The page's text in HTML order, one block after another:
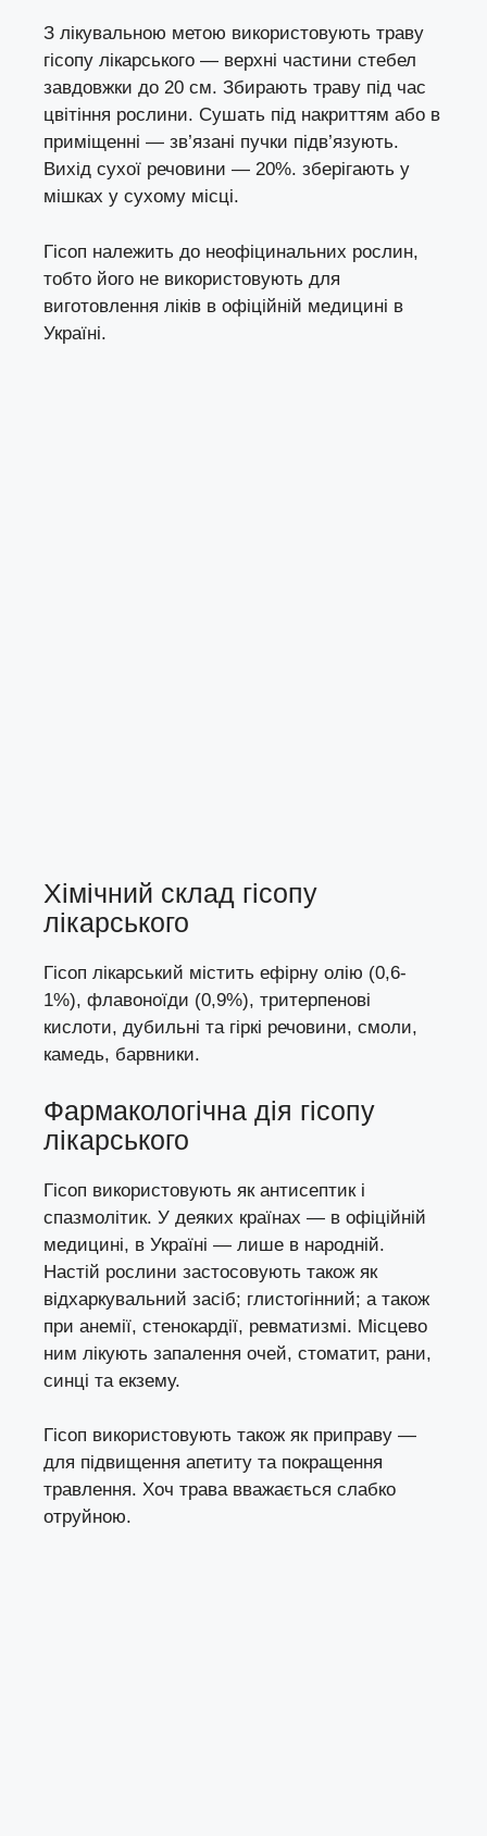
З лікувальною метою використовують траву
гісопу лікарського — верхні частини стебел
завдовжки до 20 см. Збирають траву під час
цвітіння рослини. Сушать під накриттям або в
приміщенні — зв’язані пучки підв’язують.
Вихід сухої речовини — 20%. зберігають у
мішках у сухому місці.
Гісоп належить до неофіцинальних рослин,
тобто його не використовують для
виготовлення ліків в офіційній медицині в
Україні.
Хімічний склад гісопу
лікарського
Гісоп лікарський містить ефірну олію (0,6-
1%), флавоноїди (0,9%), тритерпенові
кислоти, дубильні та гіркі речовини, смоли,
камедь, барвники.
Фармакологічна дія гісопу
лікарського
Гісоп використовують як антисептик і
спазмолітик. У деяких країнах — в офіційній
медицині, в Україні — лише в народній.
Настій рослини застосовують також як
відхаркувальний засіб; глистогінний; а також
при анемії, стенокардії, ревматизмі. Місцево
ним лікують запалення очей, стоматит, рани,
синці та екзему.
Гісоп використовують також як приправу —
для підвищення апетиту та покращення
травлення. Хоч трава вважається слабко
отруйною.